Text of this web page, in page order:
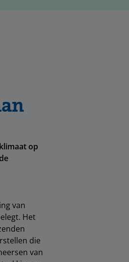
op
van
Het
die
van